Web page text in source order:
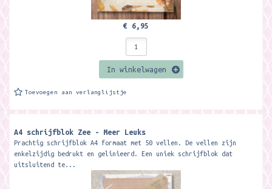
€ 6,95
In winkelwagen
Toevoegen aan verlanglijstje
A4 schrijfblok Zee - Meer Leuks
Prachtig schrijfblok A4 formaat met 50 vellen. De vellen zijn
enkelzijdig bedrukt en gelinieerd. Een uniek schrijfblok dat
uitsluitend te...